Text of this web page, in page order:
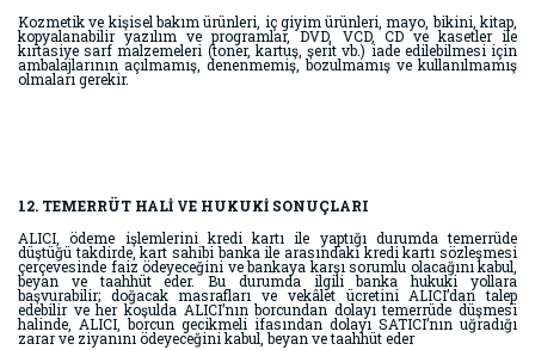
Kozmetik ve kişisel bakım ürünleri, iç giyim ürünleri, mayo, bikini, kitap,
kopyalanabilir yazılım ve programlar, DVD, VCD, CD ve kasetler ile
kırtasiye sarf malzemeleri (toner, kartuş, şerit vb.) iade edilebilmesi için
ambalajlarının açılmamış, denenmemiş, bozulmamış ve kullanılmamış
olmaları gerekir.
12. TEMERRÜT HALİ VE HUKUKİ SONUÇLARI
ALICI, ödeme işlemlerini kredi kartı ile yaptığı durumda temerrüde
düştüğü takdirde, kart sahibi banka ile arasındaki kredi kartı sözleşmesi
çerçevesinde faiz ödeyeceğini ve bankaya karşı sorumlu olacağını kabul,
beyan ve taahhüt eder. Bu durumda ilgili banka hukuki yollara
başvurabilir; doğacak masrafları ve vekâlet ücretini ALICI’dan talep
edebilir ve her koşulda ALICI’nın borcundan dolayı temerrüde düşmesi
halinde, ALICI, borcun gecikmeli ifasından dolayı SATICI’nın uğradığı
zarar ve ziyanını ödeyeceğini kabul, beyan ve taahhüt eder